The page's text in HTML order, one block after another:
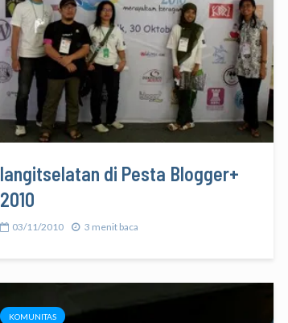
langitselatan di Pesta Blogger+
2010
03/11/2010 3 menit baca
KOMUNITAS